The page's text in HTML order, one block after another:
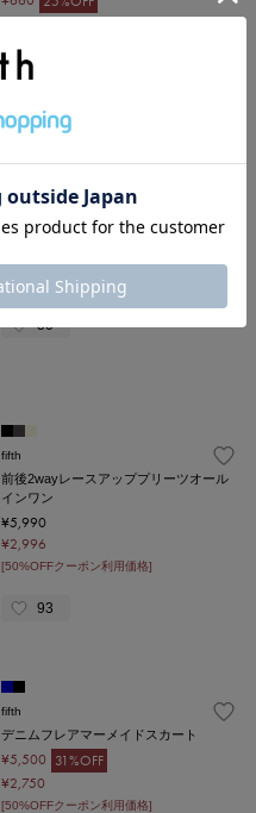
Edit Sheen
¥1,090
¥545
[50%OFFクーポン利用価格]
50
fifth
前後2wayレースアッププリーツオール
インワン
¥5,990
¥2,996
[50%OFFクーポン利用価格]
93
fifth
デニムフレアマーメイドスカート
¥5,500 31%OFF
¥2,750
[50%OFFクーポン利用価格]